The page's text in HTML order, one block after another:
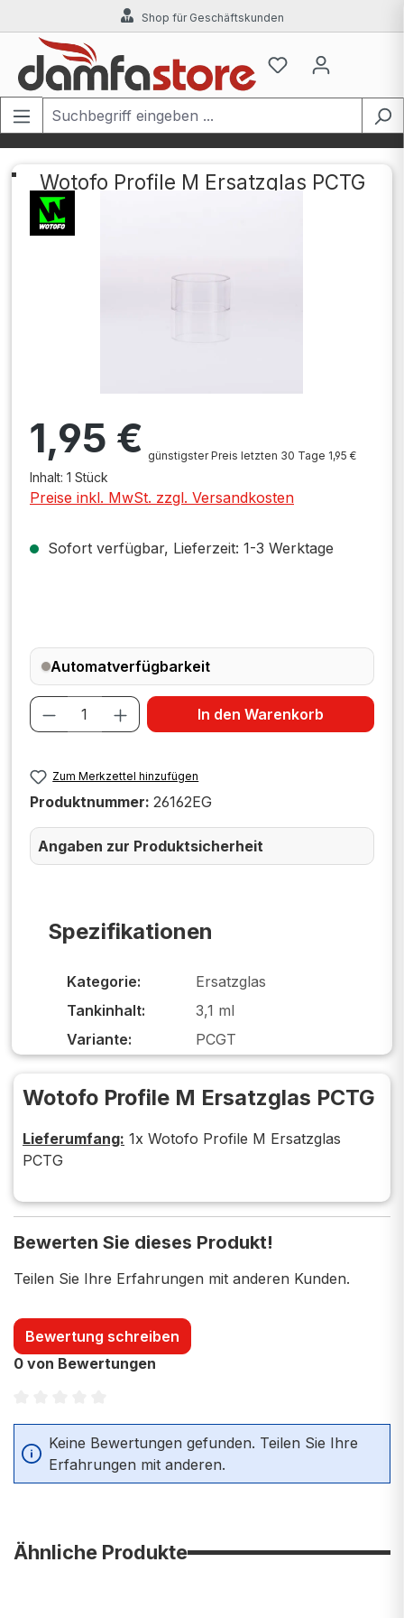
Zum Hauptinhalt springenShop für Geschäftskunden
Wotofo Profile M Ersatzglas PCTG
Bildergalerie überspringen
Spezifikationen
Kategorie:
Ersatzglas
Tankinhalt:
3,1 ml
Variante:
PCGT
1,95 € günstigster Preis letzten 30 Tage 1,95 €
Inhalt: 1 Stück
Preise inkl. MwSt. zzgl. Versandkosten
Sofort verfügbar, Lieferzeit: 1-3 Werktage
Automatverfügbarkeit
Produkt Anzahl: Gib den
In den Warenkorb
Zum Merkzettel hinzufügen
Produktnummer: 26162EG
Angaben zur Produktsicherheit
Wotofo Profile M Ersatzglas PCTG
Lieferumfang: 1x Wotofo Profile M Ersatzglas
PCTG
Bewerten Sie dieses Produkt!
Teilen Sie Ihre Erfahrungen mit anderen Kunden.
Bewertung schreiben
0 von Bewertungen
Durchschnittliche Bewertung von 0 von 5 Sternen
Keine Bewertungen gefunden. Teilen Sie Ihre
Erfahrungen mit anderen.
Ähnliche Produkte